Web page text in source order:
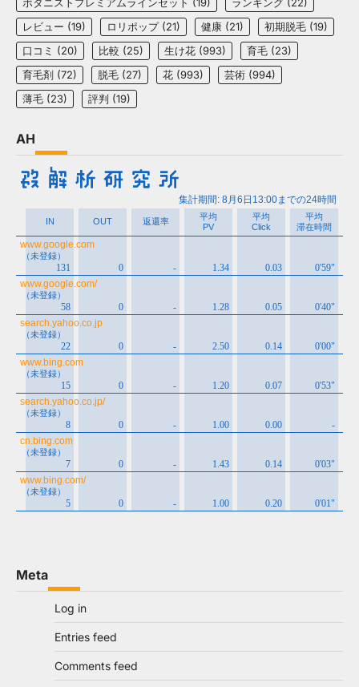
ボタニストプレミアムラインセット (19) ランキング (22)
レビュー (19) ロリポップ(21) 健康 (21) 初期脱毛 (19)
口コミ (20) 比較 (25) 生け花 (993) 育毛 (23)
育毛剤 (72) 脱毛 (27) 花 (993) 芸術 (994)
薄毛 (23) 評判 (19)
AH
Meta
Log in
Entries feed
Comments feed